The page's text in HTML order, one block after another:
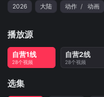
2026 大陆 动作 / 动画
播放源
自营1线
28个视频
自营2线
28个视频
选集